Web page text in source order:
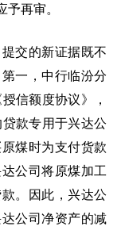
再审。
交的新证据既不
一，中行临汾分
信额度协议》，
款专用于兴达公
煤时为支付货款
公司将原煤加工
。因此，兴达公
公司净资产的减